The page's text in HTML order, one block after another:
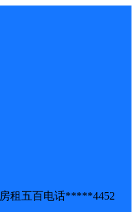
租五百电话*****4452